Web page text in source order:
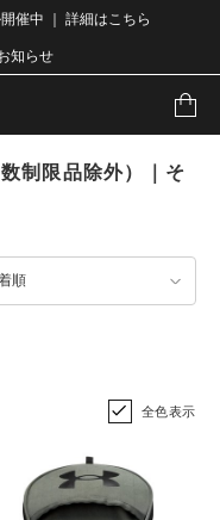
催中 ｜ 詳細はこちら
知らせ
制限品除外）｜そ
順
全色表示